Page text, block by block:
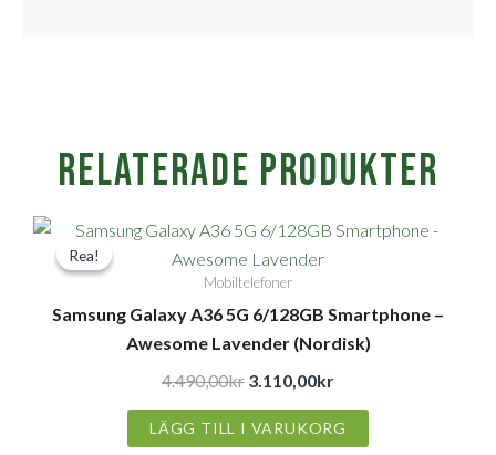
Relaterade produkter
Rea!
Rea!
Mobiltelefoner
Samsung Galaxy A36 5G 6/128GB Smartphone –
Awesome Lavender (Nordisk)
4.490,00kr
Det
ursprungliga
priset
var:
4.490,00kr.
3.110,00kr
Det
är:
3.110,00kr.
LÄGG TILL I VARUKORG